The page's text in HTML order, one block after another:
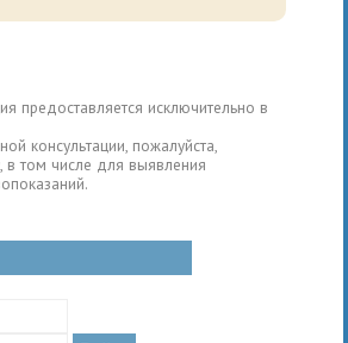
предоставляется исключительно в
консультации, пожалуйста,
в том числе для выявления